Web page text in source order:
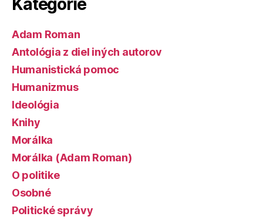
Kategórie
Adam Roman
Antológia z diel iných autorov
Humanistická pomoc
Humanizmus
Ideológia
Knihy
Morálka
Morálka (Adam Roman)
O politike
Osobné
Politické správy